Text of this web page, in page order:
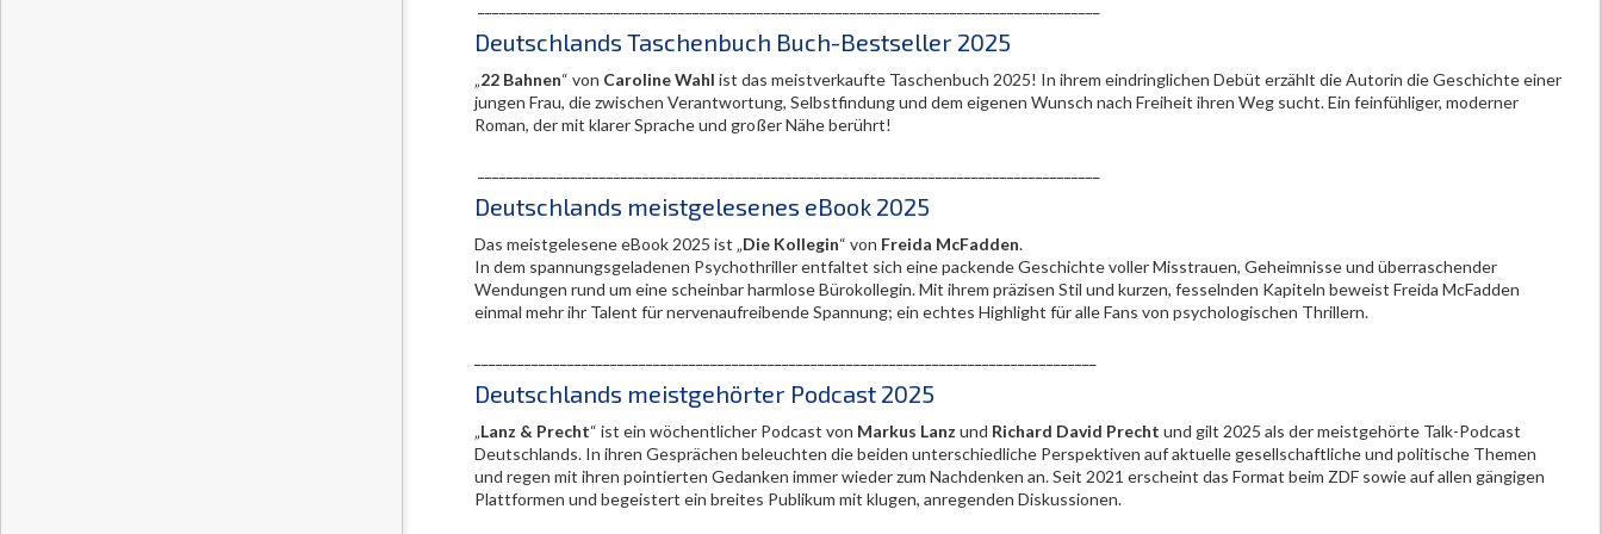
Deutschlands Taschenbuch Buch-Bestseller 2025
„22 Bahnen“ von Caroline Wahl ist das meistverkaufte Taschenbuch 2025! In ihrem eindringlichen Debüt erzählt die Autorin die Geschichte einer
jungen Frau, die zwischen Verantwortung, Selbstfindung und dem eigenen Wunsch nach Freiheit ihren Weg sucht. Ein feinfühliger, moderner
Roman, der mit klarer Sprache und großer Nähe berührt!
Deutschlands meistgelesenes eBook 2025
Das meistgelesene eBook 2025 ist „Die Kollegin“ von Freida McFadden.
In dem spannungsgeladenen Psychothriller entfaltet sich eine packende Geschichte voller Misstrauen, Geheimnisse und überraschender
Wendungen rund um eine scheinbar harmlose Bürokollegin. Mit ihrem präzisen Stil und kurzen, fesselnden Kapiteln beweist Freida McFadden
einmal mehr ihr Talent für nervenaufreibende Spannung; ein echtes Highlight für alle Fans von psychologischen Thrillern.
Deutschlands meistgehörter Podcast 2025
„Lanz & Precht“ ist ein wöchentlicher Podcast von Markus Lanz und Richard David Precht und gilt 2025 als der meistgehörte Talk-Podcast
Deutschlands. In ihren Gesprächen beleuchten die beiden unterschiedliche Perspektiven auf aktuelle gesellschaftliche und politische Themen
und regen mit ihren pointierten Gedanken immer wieder zum Nachdenken an. Seit 2021 erscheint das Format beim ZDF sowie auf allen gängigen
Plattformen und begeistert ein breites Publikum mit klugen, anregenden Diskussionen.